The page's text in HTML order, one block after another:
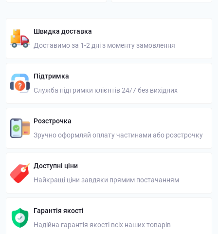
Швидка доставка
Доставимо за 1-2 дні з моменту замовлення
Підтримка
Служба підтримки клієнтів 24/7 без вихідних
Розстрочка
Зручно оформляй оплату частинами або розстрочку
Доступні ціни
Найкращі ціни завдяки прямим постачанням
Гарантія якості
Надійна гарантія якості всіх наших товарів